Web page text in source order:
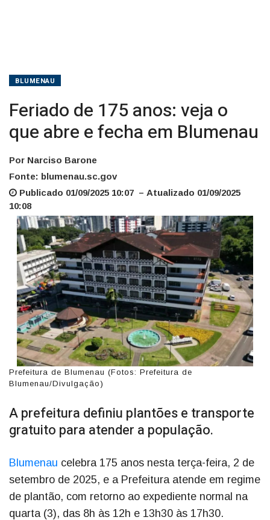
BLUMENAU
Feriado de 175 anos: veja o
que abre e fecha em Blumenau
Por Narciso Barone
Fonte: blumenau.sc.gov
Publicado 01/09/2025 10:07 – Atualizado 01/09/2025
10:08
Prefeitura de Blumenau (Fotos: Prefeitura de
Blumenau/Divulgação)
A prefeitura definiu plantões e transporte
gratuito para atender a população.
Blumenau celebra 175 anos nesta terça-feira, 2 de
setembro de 2025, e a Prefeitura atende em regime
de plantão, com retorno ao expediente normal na
quarta (3), das 8h às 12h e 13h30 às 17h30.